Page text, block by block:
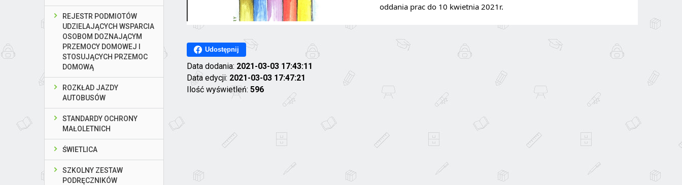
oddania prac do 10 kwietnia 2021r.
Udostępnij
Data dodania: 2021-03-03 17:43:11
Data edycji: 2021-03-03 17:47:21
Ilość wyświetleń: 596
REJESTR PODMIOTÓW
UDZIELAJĄCYCH WSPARCIA
OSOBOM DOZNAJĄCYM
PRZEMOCY DOMOWEJ I
STOSUJĄCYCH PRZEMOC
DOMOWĄ
ROZKŁAD JAZDY
AUTOBUSÓW
STANDARDY OCHRONY
MAŁOLETNICH
ŚWIETLICA
SZKOLNY ZESTAW
PODRĘCZNIKÓW